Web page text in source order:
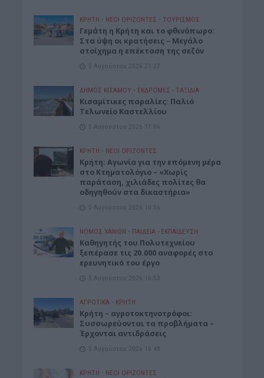
ΚΡΗΤΗ • ΝΕΟΙ ΟΡΙΖΟΝΤΕΣ • ΤΟΥΡΙΣΜΟΣ
Γεμάτη η Κρήτη και το φθινόπωρο:
Στα ύψη οι κρατήσεις – Μεγάλο
στοίχημα η επέκταση της σεζόν
5 Αυγούστου 2026 21:27
ΔΉΜΟΣ ΚΙΣΆΜΟΥ • ΕΚΔΡΟΜΈΣ - ΤΑΞΊΔΙΑ
Kισαμίτικες παραλίες: Παλιό
Τελωνείο Καστελλίου
5 Αυγούστου 2026 17:06
ΚΡΗΤΗ • ΝΕΟΙ ΟΡΙΖΟΝΤΕΣ
Kρήτη: Αγωνία για την επόμενη μέρα
στο Κτηματολόγιο – «Χωρίς
παράταση, χιλιάδες πολίτες θα
οδηγηθούν στα δικαστήρια»
5 Αυγούστου 2026 16:56
ΝΟΜΌΣ ΧΑΝΊΩΝ • ΠΑΙΔΕΙΑ - ΕΚΠΑΙΔΕΥΣΗ
Καθηγητής του Πολυτεχνείου
ξεπέρασε τις 20.000 αναφορές στο
ερευνητικό του έργο
5 Αυγούστου 2026 16:53
ΑΓΡΟΤΙΚΑ • ΚΡΗΤΗ
Κρήτη – αγροτοκτηνοτρόφοι:
Συσσωρεύονται τα προβλήματα –
Έρχονται αντιδράσεις
5 Αυγούστου 2026 16:48
ΚΡΗΤΗ • ΝΕΟΙ ΟΡΙΖΟΝΤΕΣ